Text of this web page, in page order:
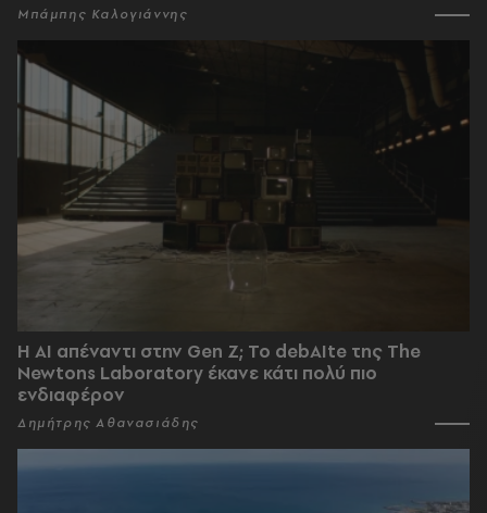
Μπάμπης Καλογιάννης
Η AI απέναντι στην Gen Z; Το debAIte της The
Newtons Laboratory έκανε κάτι πολύ πιο
ενδιαφέρον
Δημήτρης Αθανασιάδης